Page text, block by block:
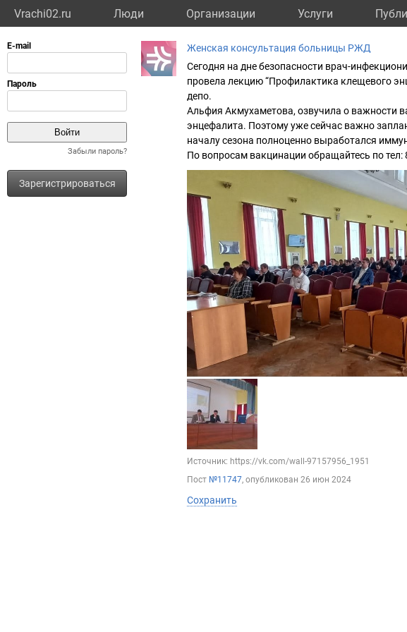
Vrachi02.ru Люди Организации Услуги
Забыли пароль?
Зарегистрироваться
Женская консультация больницы РЖД
Сегодня на дне безопасности врач-
провела лекцию “Профилактика клещевого
депо.
Альфия Акмухаметова, озвучила о важности
энцефалита. Поэтому уже сейчас важно
началу сезона полноценно выработался
По вопросам вакцинации обращайтесь по тел:
Источник: https://vk.com/wall-97157956_1951
Пост №11747, опубликован 26 июн 2024
Сохранить